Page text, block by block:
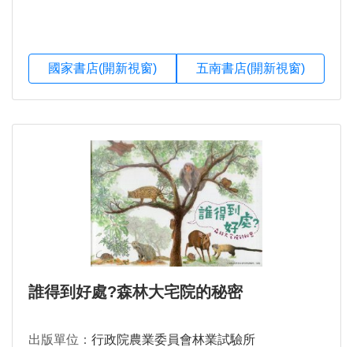
國家書店(開新視窗) 五南書店(開新視窗)
誰得到好處?森林大宅院的秘密
出版單位： 行政院農業委員會林業試驗所